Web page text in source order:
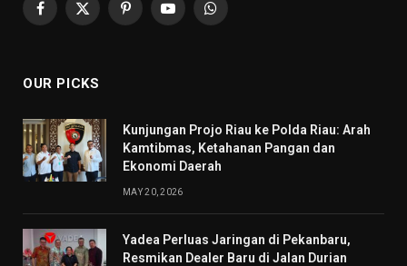
Facebook
X
PinterestYouTubeWhatsApp
OUR PICKS
Kunjungan Projo Riau ke Polda Riau: Arah
Kamtibmas, Ketahanan Pangan dan
Ekonomi Daerah
MAY 20, 2026
Yadea Perluas Jaringan di Pekanbaru,
Resmikan Dealer Baru di Jalan Durian